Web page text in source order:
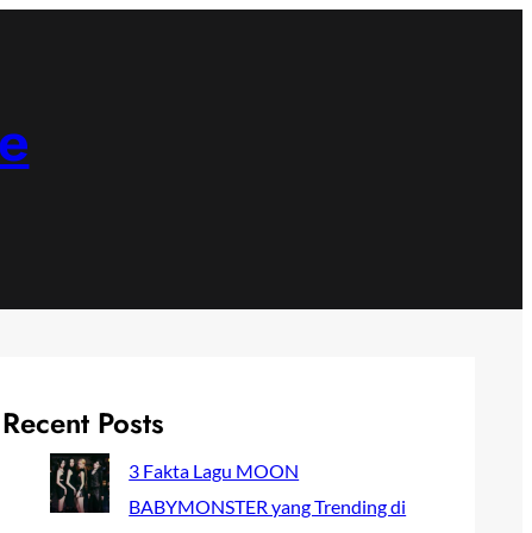
Recent Posts
3 Fakta Lagu MOON
BABYMONSTER yang Trending di